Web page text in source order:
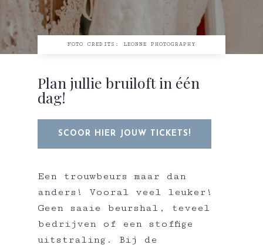
FOTO CREDITS: LEONNE PHOTOGRAPHY
Plan jullie bruiloft in één
dag!
SCOOR HIER JOUW TICKETS!
Een trouwbeurs maar dan
anders! Vooral veel leuker!
Geen saaie beurshal, teveel
bedrijven of een stoffige
uitstraling. Bij de